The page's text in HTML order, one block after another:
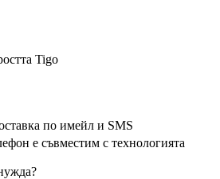
Tigo
по имейл и SMS
е съвместим с технологията